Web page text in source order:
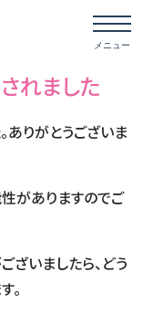
れました
りがとうございま
がありますのでご
いましたら、どう
。